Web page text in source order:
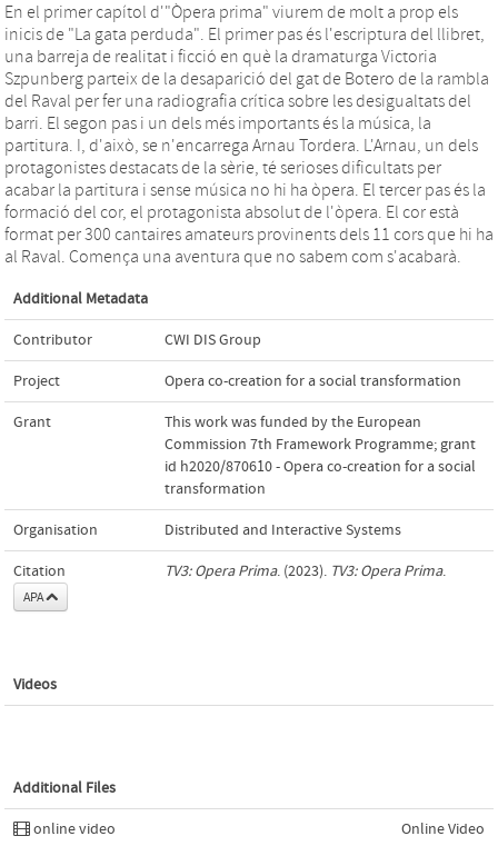
En el primer capítol d'"Òpera prima" viurem de molt a prop els
inicis de "La gata perduda". El primer pas és l'escriptura del llibret,
una barreja de realitat i ficció en què la dramaturga Victoria
Szpunberg parteix de la desaparició del gat de Botero de la rambla
del Raval per fer una radiografia crítica sobre les desigualtats del
barri. El segon pas i un dels més importants és la música, la
partitura. I, d'això, se n'encarrega Arnau Tordera. L'Arnau, un dels
protagonistes destacats de la sèrie, té serioses dificultats per
acabar la partitura i sense música no hi ha òpera. El tercer pas és la
formació del cor, el protagonista absolut de l'òpera. El cor està
format per 300 cantaires amateurs provinents dels 11 cors que hi ha
al Raval. Comença una aventura que no sabem com s'acabarà.
Additional Metadata
Contributor CWI DIS Group
Project Opera co-creation for a social transformation
Grant
This work was funded by the European
Commission 7th Framework Programme; grant
id h2020/870610 - Opera co-creation for a social
transformation
Organisation Distributed and Interactive Systems
Citation
APA
TV3: Opera Prima. (2023). TV3: Opera Prima.
Videos
Additional Files
online video Online Video